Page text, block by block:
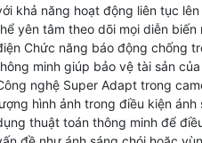
khả năng hoạt động liên tục
yên tâm theo dõi mọi diễn
Chức năng báo động chống
minh giúp bảo vệ tài sản
nghệ Super Adapt trong
hình ảnh trong điều kiện
thuật toán thông minh để